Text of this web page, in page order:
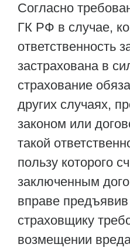
Согласно
ГК РФ в случае,
ответственность
застрахована в
страхование
других случаях,
законом или
такой
пользу которого
заключенным
вправе
страховщику
возмещении